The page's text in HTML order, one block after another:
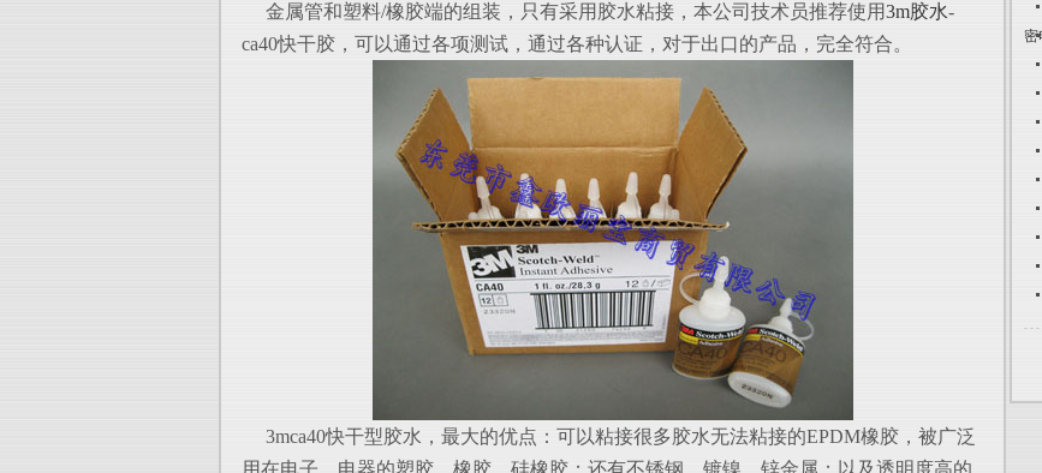
金属管和塑料/橡胶端的组装，只有采用胶水粘接，本公司技术员推荐使用3m胶水-
ca40快干胶，可以通过各项测试，通过各种认证，对于出口的产品，完全符合。
3mca40快干型胶水，最大的优点：可以粘接很多胶水无法粘接的EPDM橡胶，被广泛
用在电子，电器的塑胶，橡胶、硅橡胶；还有不锈钢、镀镍、锌金属；以及透明度高的
密